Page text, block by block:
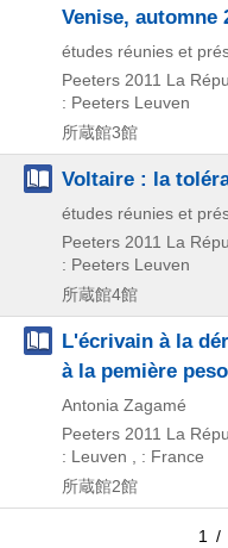
Venise, automne
études réunies et
Peeters 2011 La
: Peeters Leuven
所蔵館3館
Voltaire : la
études réunies et
Peeters 2011 La
: Peeters Leuven
所蔵館4館
L'écrivain à la
à la pemière
Antonia Zagamé
Peeters 2011 La
: Leuven , : France
所蔵館2館
1 /